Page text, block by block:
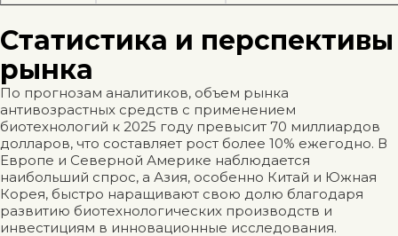
Статистика и перспективы
рынка
По прогнозам аналитиков, объем рынка
антивозрастных средств с применением
биотехнологий к 2025 году превысит 70 миллиардов
долларов, что составляет рост более 10% ежегодно. В
Европе и Северной Америке наблюдается
наибольший спрос, а Азия, особенно Китай и Южная
Корея, быстро наращивают свою долю благодаря
развитию биотехнологических производств и
инвестициям в инновационные исследования.